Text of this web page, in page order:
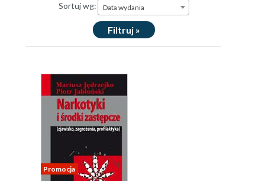
Sortuj wg: Data wydania
Filtruj »
Promocja